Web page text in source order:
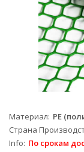
Материал PE
Страна
Info По срокам